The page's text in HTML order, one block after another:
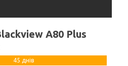
A80 Plus
45 днів